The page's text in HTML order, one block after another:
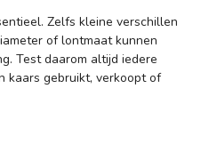
Zelfs kleine verschillen
of lontmaat kunnen
Test daarom altijd iedere
kaars gebruikt, verkoopt of